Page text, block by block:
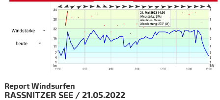
Report Windsurfen
RASSNITZER SEE / 21.05.2022